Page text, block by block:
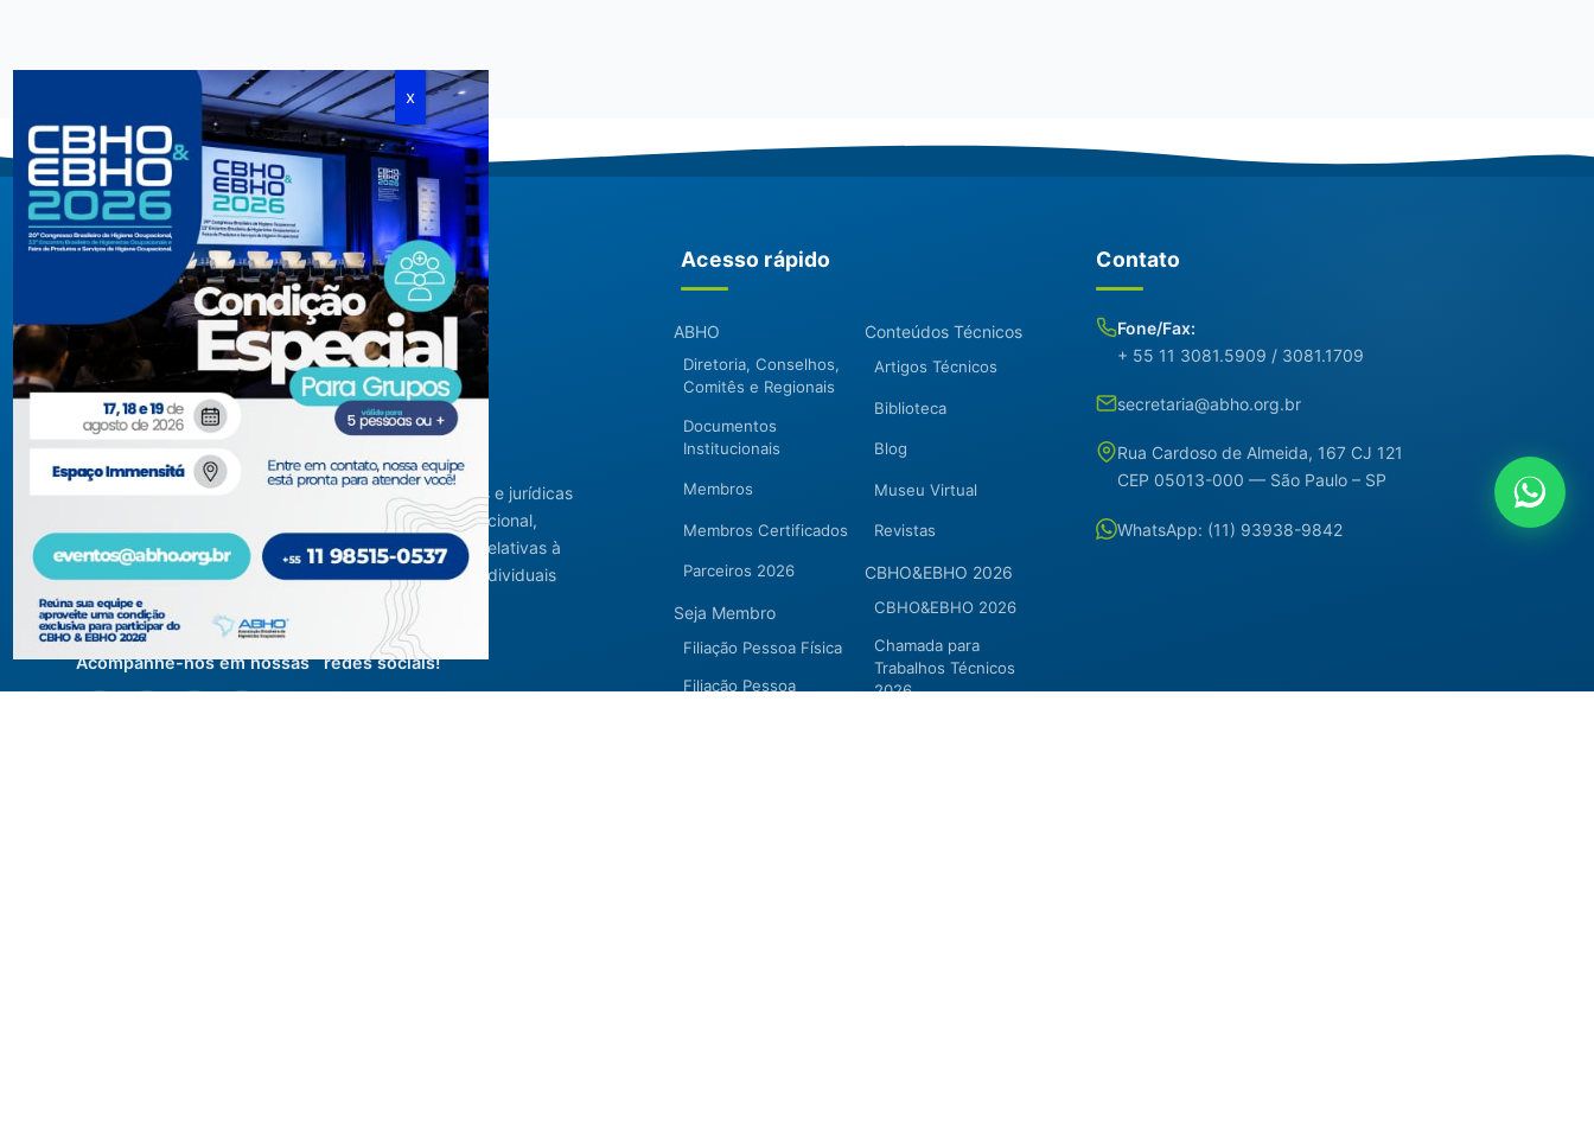
Criada em agosto de 1994, congrega pessoas físicas e jurídicas
com interesses relacionados à área de higiene ocupacional,
tendo sido constituída para fins de estudos e ações relativas à
higiene ocupacional e representação de interesses individuais
ou coletivos dos higienistas.
Acompanhe-nos em nossas redes sociais!
Acesso rápido
ABHO
Diretoria, Conselhos,
Comitês e Regionais
Documentos
Institucionais
Membros
Membros Certificados
Parceiros 2026
Seja Membro
Filiação Pessoa Física
Filiação Pessoa
Conteúdos Técnicos
Artigos Técnicos
Biblioteca
Blog
Museu Virtual
Revistas
CBHO&EBHO 2026
CBHO&EBHO 2026
Chamada para
Trabalhos Técnicos
2026
Contato
Fone/Fax:
+ 55 11 3081.5909 / 3081.1709
secretaria@abho.org.br
Rua Cardoso de Almeida, 167 CJ 121
CEP 05013-000 — São Paulo – SP
WhatsApp: (11) 93938-9842